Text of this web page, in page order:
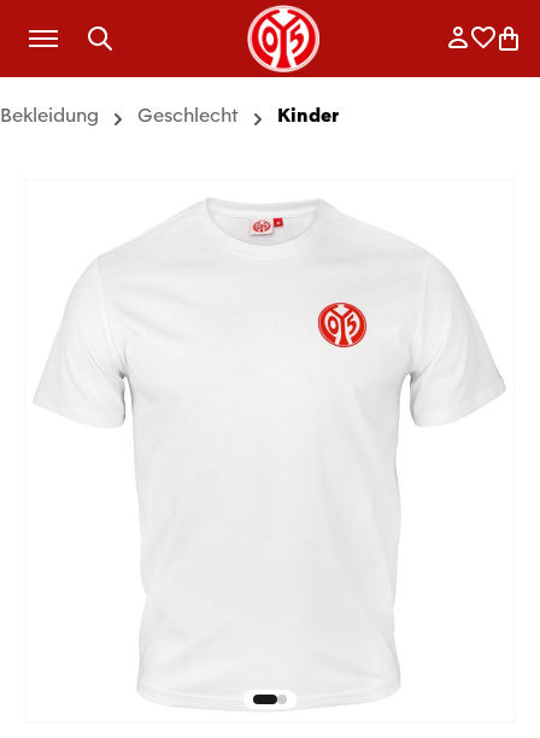
Zum Hauptinhalt springen
Bekleidung Geschlecht Kinder